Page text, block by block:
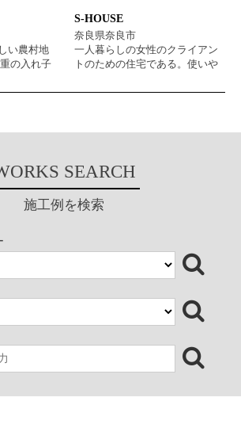
い農村地
の入れ子
立して建
と繋が
吹が感じ
建物内に
力強く包
空間を包
ライベー
し、常に
の住まい
日々の生
する空気
まい手の
まされて
宅 コン
築家大賞
S-HOUSE
奈良県奈良市
一人暮らしの女性のクライアン
トのための住宅である。使いや
リーで生活ができるように平屋
して、この軸の北側に水回りを
を２か所設け外壁で囲い、内部
の安全性を確保した。リビング
上部屋根をめくり上げハイサイ
ドライトを設けたのも、内部の
メント／貴志 雅樹） 分類 平屋
木造新築住宅 建築家とつくる
家
SEARCH
施工例を検索